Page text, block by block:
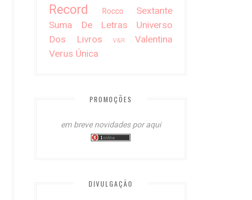
Record Rocco
Sextante
Suma De Letras
Universo
Dos Livros
V&R
Valentina
Verus Única
PROMOÇÕES
em breve novidades por aqui
DIVULGAÇÃO